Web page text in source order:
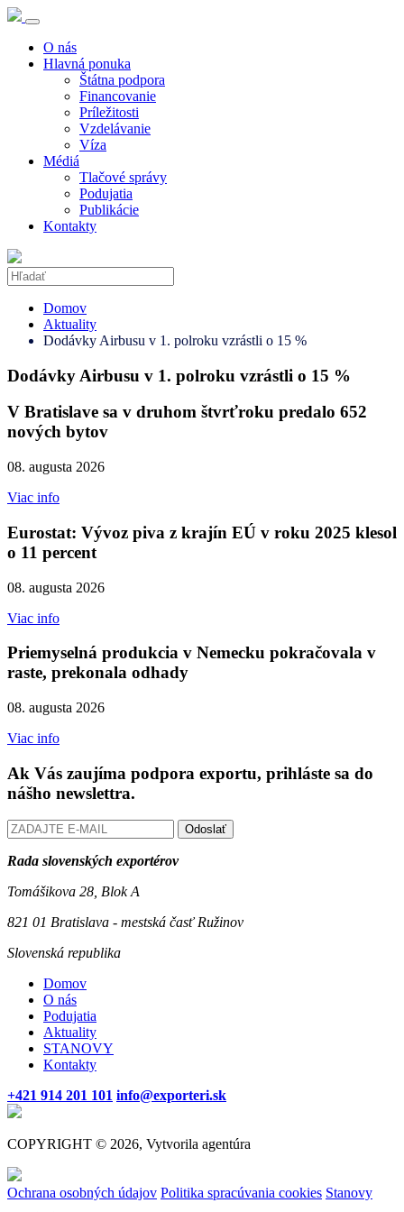
O nás
Hlavná ponuka
Štátna podpora
Financovanie
Príležitosti
Vzdelávanie
Víza
Médiá
Tlačové správy
Podujatia
Publikácie
Kontakty
Domov
Aktuality
Dodávky Airbusu v 1. polroku vzrástli o 15 %
Dodávky Airbusu v 1. polroku vzrástli o 15 %
V Bratislave sa v druhom štvrťroku predalo 652
nových bytov
08. augusta 2026
Viac info
Eurostat: Vývoz piva z krajín EÚ v roku 2025 klesol
o 11 percent
08. augusta 2026
Viac info
Priemyselná produkcia v Nemecku pokračovala v
raste, prekonala odhady
08. augusta 2026
Viac info
Ak Vás zaujíma podpora exportu, prihláste sa do
nášho newslettra.
Odoslať
Rada slovenských exportérov
Tomášikova 28, Blok A
821 01 Bratislava - mestská časť Ružinov
Slovenská republika
Domov
O nás
Podujatia
Aktuality
STANOVY
Kontakty
+421 914 201 101 info@exporteri.sk
COPYRIGHT © 2026, Vytvorila agentúra
Ochrana osobných údajov Politika spracúvania cookies Stanovy